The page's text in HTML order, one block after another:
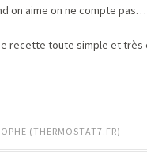
on aime on ne compte pas…
recette toute simple et très
(THERMOSTAT7.FR)